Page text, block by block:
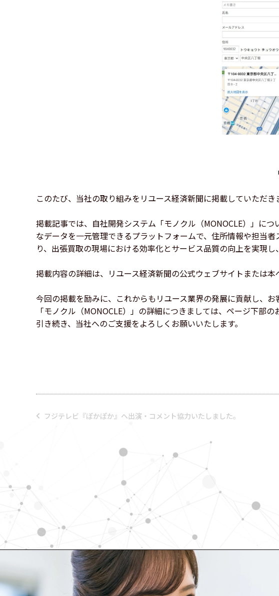
このたび、当社の取り組みをリユース経済新聞に掲載していただき
掲載記事では、自社開発システム「モノクル（MONOCLE）」に
なデータを一元管理できるプラットフォームで、住所情報や担当
り、出張買取の現場における効率化とサービス品質の向上を実現
掲載内容の詳細は、リユース経済新聞の公式ウェブサイトまたは
今回の掲載を励みに、これからもリユース業界の発展に貢献し、
「モノクル（MONOCLE）」の詳細につきましては、ページ下部
引き続き、当社へのご支援をよろしくお願いいたします。
フジテレビ『ぽかぽか』へ出演・コメント協力いたしました。